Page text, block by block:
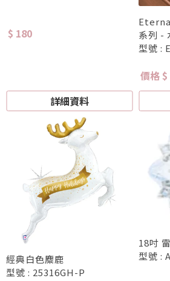
$ 180
詳細資料
系列 -
型號 :
價格
經典白色麋鹿
型號 : 25316GH-P
18吋
型號 :